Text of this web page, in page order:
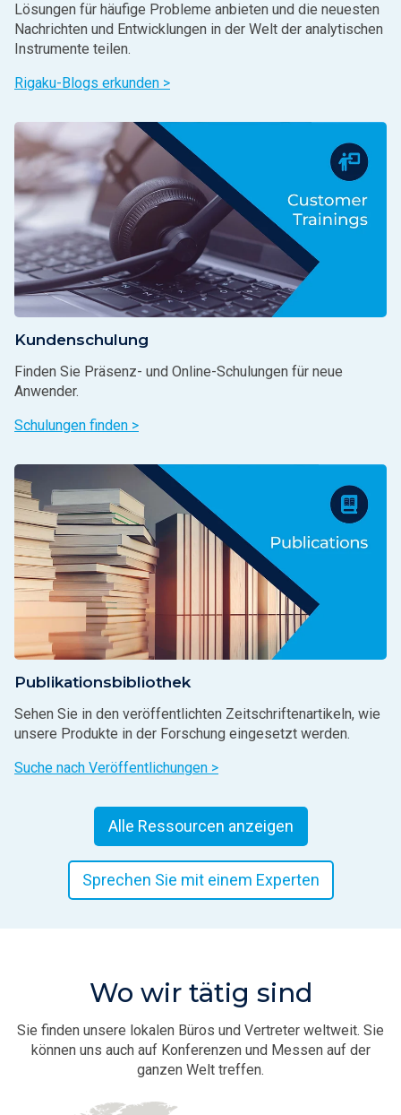
Lösungen für häufige Probleme anbieten und die neuesten
Nachrichten und Entwicklungen in der Welt der analytischen
Instrumente teilen.
Rigaku-Blogs erkunden >
Kundenschulung
Finden Sie Präsenz- und Online-Schulungen für neue
Anwender.
Schulungen finden >
Publikationsbibliothek
Sehen Sie in den veröffentlichten Zeitschriftenartikeln, wie
unsere Produkte in der Forschung eingesetzt werden.
Suche nach Veröffentlichungen >
Alle Ressourcen anzeigen
Sprechen Sie mit einem Experten
Wo wir tätig sind
Sie finden unsere lokalen Büros und Vertreter weltweit. Sie
können uns auch auf Konferenzen und Messen auf der
ganzen Welt treffen.